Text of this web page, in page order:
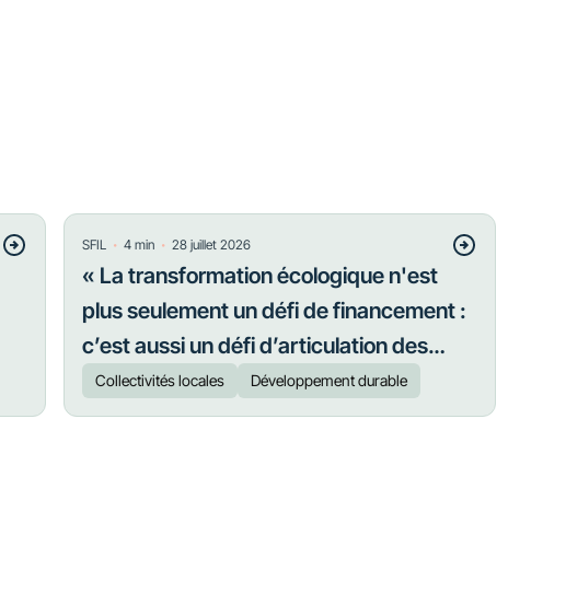
SFIL ・4 min ・28 juillet 2026
« La transformation écologique n'est
plus seulement un défi de financement :
c’est aussi un défi d’articulation des
priorités »
Collectivités locales Développement durable